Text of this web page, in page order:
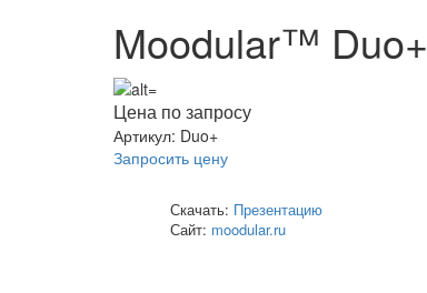
Moodular™ Duo+
Цена по запросу
Артикул: Duo+
Запросить цену
Скачать: Презентацию
Сайт: moodular.ru